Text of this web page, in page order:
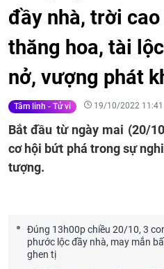
đầy nhà, trời
thăng hoa, tài
nở, vượng phát
Tâm linh - Tử vi 19/10/2022 11:41
Bắt đầu từ ngày mai (20/
cơ hội bứt phá trong sự
tượng.
Đúng 13h00p chiều 20/10, 3
phước lộc đầy nhà, may mắn
ghen tị